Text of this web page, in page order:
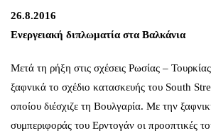
26.8.2016
Ενεργειακή διπλωματία στα Βαλκάνια
Μετά τη ρήξη στις σχέσεις Ρωσίας – Τουρκίας
ξαφνικά το σχέδιο κατασκευής του South
οποίου διέσχιζε τη Βουλγαρία. Με την
συμπεριφοράς του Ερντογάν οι προοπτικές